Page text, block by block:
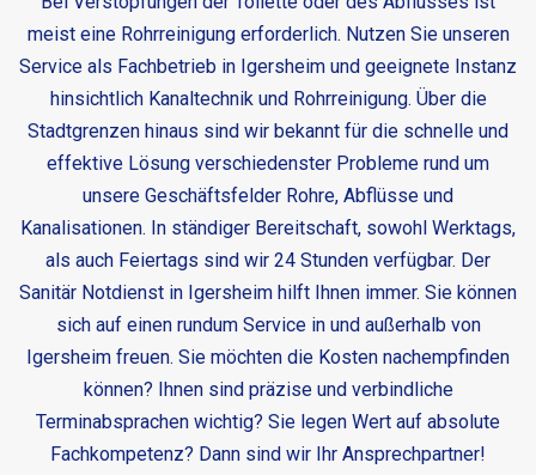
meist eine Rohrreinigung erforderlich. Nutzen Sie unseren
Service als Fachbetrieb in Igersheim und geeignete Instanz
hinsichtlich Kanaltechnik und Rohrreinigung. Über die
Stadtgrenzen hinaus sind wir bekannt für die schnelle und
effektive Lösung verschiedenster Probleme rund um
unsere Geschäftsfelder Rohre, Abflüsse und
Kanalisationen. In ständiger Bereitschaft, sowohl Werktags,
als auch Feiertags sind wir 24 Stunden verfügbar. Der
Sanitär Notdienst in Igersheim hilft Ihnen immer. Sie können
sich auf einen rundum Service in und außerhalb von
Igersheim freuen. Sie möchten die Kosten nachempfinden
können? Ihnen sind präzise und verbindliche
Terminabsprachen wichtig? Sie legen Wert auf absolute
Fachkompetenz? Dann sind wir Ihr Ansprechpartner!